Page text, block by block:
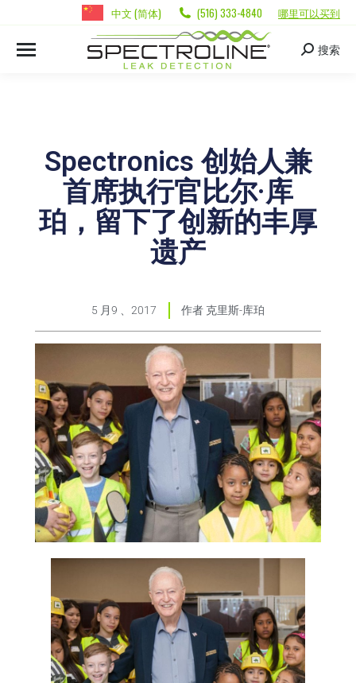
中文 (简体) (516) 333-4840 哪里可以买到
搜索
Spectronics 创始人兼
首席执行官比尔·库
珀，留下了创新的丰厚
遗产
5 月9 、2017 作者 克里斯-库珀